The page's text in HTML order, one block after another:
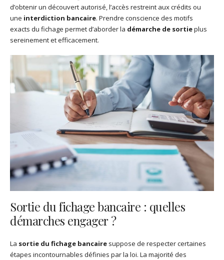
d’obtenir un découvert autorisé, l’accès restreint aux crédits ou
une interdiction bancaire. Prendre conscience des motifs
exacts du fichage permet d’aborder la démarche de sortieplus
sereinement et efficacement.
Sortie du fichage bancaire : quelles
démarches engager ?
La sortie du fichage bancaire suppose de respecter certaines
étapes incontournables définies par la loi. La majorité des